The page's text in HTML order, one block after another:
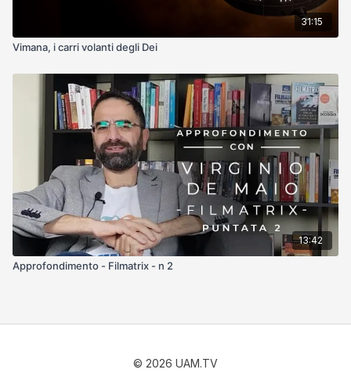
31:15
Vimana, i carri volanti degli Dei
13:42
Approfondimento - Filmatrix - n 2
© 2026 UAM.TV